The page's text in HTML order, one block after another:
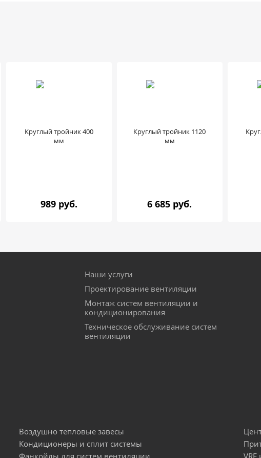
Круглый тройник 400
мм
989 руб.
Круглый тройник 1120
мм
6 685 руб.
Наши услуги
Проектирование вентиляции
Монтаж систем вентиляции и
кондиционирования
Техническое обслуживание систем
вентиляции
Воздушно тепловые завесы
Кондиционеры и сплит системы
Фанкойлы для систем вентиляции